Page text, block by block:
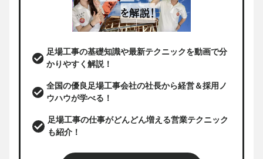
足場工事の基礎知識や最新テクニックを動画で分
かりやすく解説！
全国の優良足場工事会社の社長から経営＆採用ノ
ウハウが学べる！
足場工事の仕事がどんどん増える営業テクニック
も紹介！